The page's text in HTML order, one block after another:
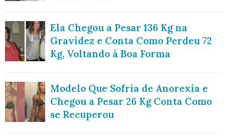
Ela Chegou a Pesar 136 Kg na
Gravidez e Conta Como Perdeu 72
Kg, Voltando à Boa Forma
Modelo Que Sofria de Anorexia e
Chegou a Pesar 26 Kg Conta Como
se Recuperou